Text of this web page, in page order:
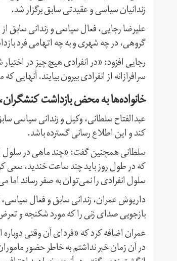
زندانیان سیاسی و عقیدتی سابق برگزار شد.
علیرضا رجایی، فعال سیاسی و زندانی سابق
گروهی، در چه شهری و به چه اتهامی فرد
رجایی افزود: «در انفرادی هیچ چیز در
سرافرازانه از انفرادی بیرون بیایند.
خانواده‌ها به محض بازداشت
عبدالفتاح سلطانی، وکیل و زندانی سیاسی
کند و این اطلاع رسانی گسترده باشد.
سلطانی همچنین گفت: «چند ماهی در سلول
که در طول روز باید چند ساعت خندید، سعی
سلول انفرادی را نمی‌توان به صفر رساند اما
داریوش عمران، زندانی سابق و فعال سیاسی،
بازجویی صدای زنی را که مورد شکنجه و
عمران اضافه کرد که «فردای آن وقتی دوباره
در آن زمان خبر نداشتم به خاطر حضور